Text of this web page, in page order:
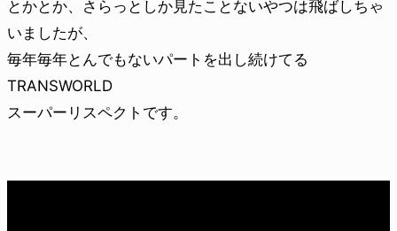
とかとか、さらっとしか見たことないやつは飛ばしちゃ
いましたが、
毎年毎年とんでもないパートを出し続けてる
TRANSWORLD
スーパーリスペクトです。